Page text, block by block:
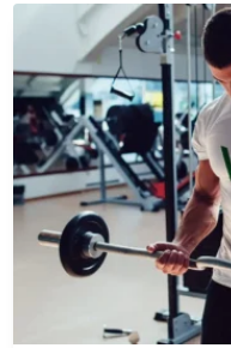
ゲ
ン
の
枯
渇
-
運
動
を
し
な
い